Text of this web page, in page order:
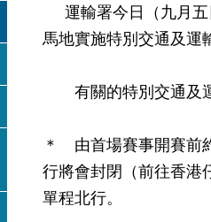
運輸署今日（九月五
馬地實施特別交通及運
有關的特別交通及
＊ 由首場賽事開賽前
行將會封閉（前往香港
單程北行。